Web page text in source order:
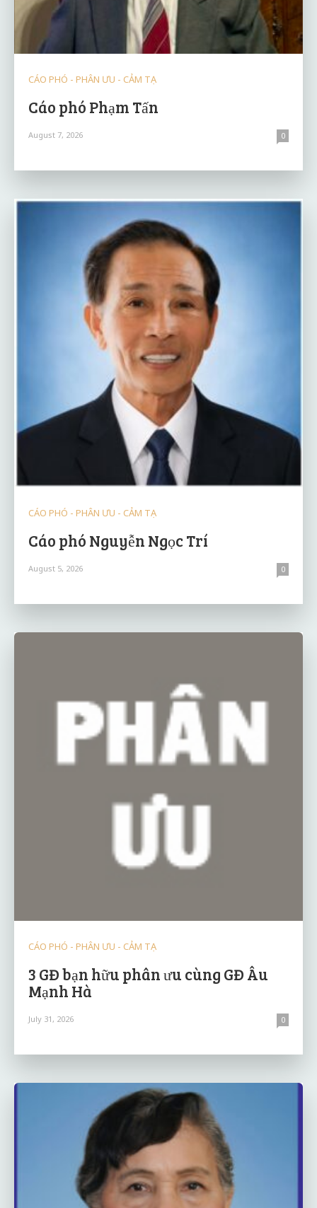
CÁO PHÓ - PHÂN ƯU - CẢM TẠ
Cáo phó Phạm Tấn
August 7, 2026 0
CÁO PHÓ - PHÂN ƯU - CẢM TẠ
Cáo phó Nguyễn Ngọc Trí
August 5, 2026 0
CÁO PHÓ - PHÂN ƯU - CẢM TẠ
3 GĐ bạn hữu phân ưu cùng GĐ Âu
Mạnh Hà
July 31, 2026 0